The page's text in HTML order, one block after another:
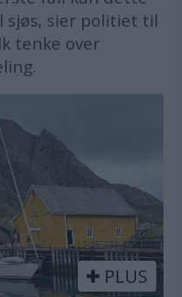
sjøs, sier politiet til
tenke over
PLUS